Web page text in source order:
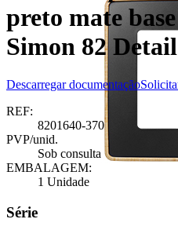
preto mate
Simon 82
Descarregar documentação
REF:
8201640-370
PVP/unid.
Sob consulta
EMBALAGEM:
1 Unidade
Série